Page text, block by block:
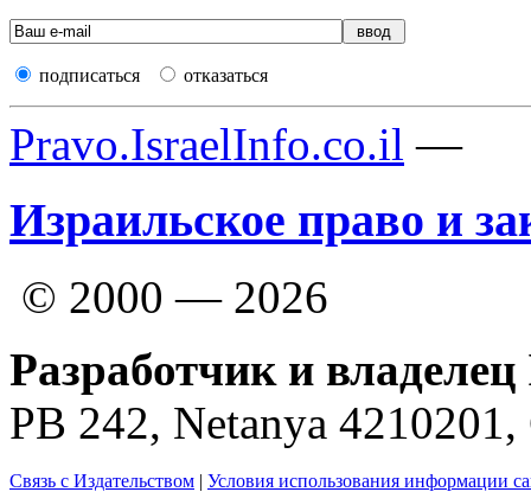
подписаться отказаться
Pravo.IsraelInfo.co.il —
Израильское право и
© 2000 — 2026
Разработчик и
PB 242, Netanya
Связь с Издательством | Условия использования информации